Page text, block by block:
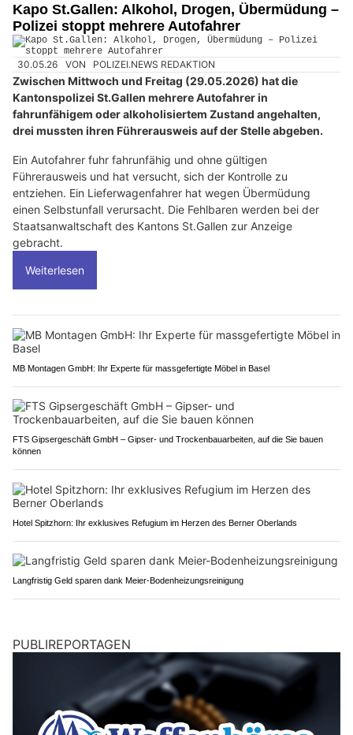
Kapo St.Gallen: Alkohol, Drogen, Übermüdung –
Polizei stoppt mehrere Autofahrer
30.05.26 VON POLIZEI.NEWS REDAKTION
Zwischen Mittwoch und Freitag (29.05.2026) hat die
Kantonspolizei St.Gallen mehrere Autofahrer in
fahrunfähigem oder alkoholisiertem Zustand angehalten,
drei mussten ihren Führerausweis auf der Stelle abgeben.
Ein Autofahrer fuhr fahrunfähig und ohne gültigen
Führerausweis und hat versucht, sich der Kontrolle zu
entziehen. Ein Lieferwagenfahrer hat wegen Übermüdung
einen Selbstunfall verursacht. Die Fehlbaren werden bei der
Staatsanwaltschaft des Kantons St.Gallen zur Anzeige
gebracht.
Weiterlesen
MB Montagen GmbH: Ihr Experte für massgefertigte Möbel in Basel
FTS Gipsergeschäft GmbH – Gipser- und Trockenbauarbeiten, auf die Sie bauen
können
Hotel Spitzhorn: Ihr exklusives Refugium im Herzen des Berner Oberlands
Langfristig Geld sparen dank Meier-Bodenheizungsreinigung
PUBLIREPORTAGEN